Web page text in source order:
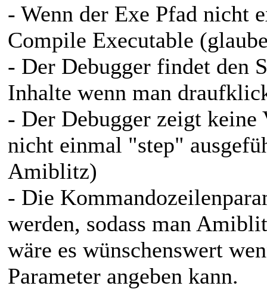
- Wenn der Exe Pfad nicht
Compile Executable
- Der Debugger findet den
Inhalte wenn man
- Der Debugger zeigt
nicht einmal "step"
Amiblitz)
- Die
werden, sodass man
wäre es wünschenswert
Parameter angeben kann.